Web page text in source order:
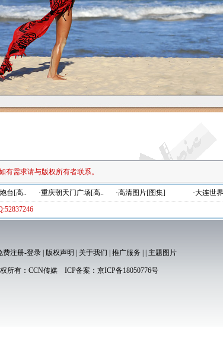
有需求请与版权所有者联系。
台[高.. ·重庆朝天门广场[高.. ·高清图片[图集] ·大连世
费注册-登录| 版权声明 关于我们 推广服务 主题图片
所有： CCN传媒ICP备案： 京ICP备18050776号